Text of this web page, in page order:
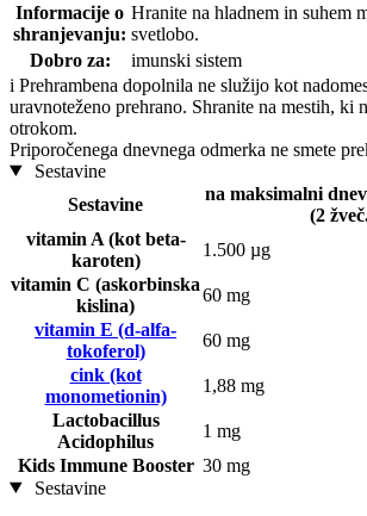
Informacije o
shranjevanju:
Hranite na hladnem in suhem
svetlobo.
Dobro za:
imunski sistem
i Prehrambena dopolnila ne služijo kot
uravnoteženo prehrano. Shranite na mestih, ki
otrokom.
Priporočenega dnevnega odmerka ne smete
Sestavine
Sestavine
na maksimalni
(2
vitamin A (kot beta-
karoten)
1.500 µg
vitamin C (askorbinska
kislina)
60 mg
vitamin E (d-alfa-
tokoferol)
60 mg
cink (kot
monometionin)
1,88 mg
Lactobacillus
Acidophilus
1 mg
Kids Immune Booster 30 mg
Sestavine